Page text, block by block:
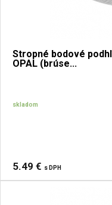
Stropné bodové
OPAL (brúse...
skladom
5.49 € s DPH